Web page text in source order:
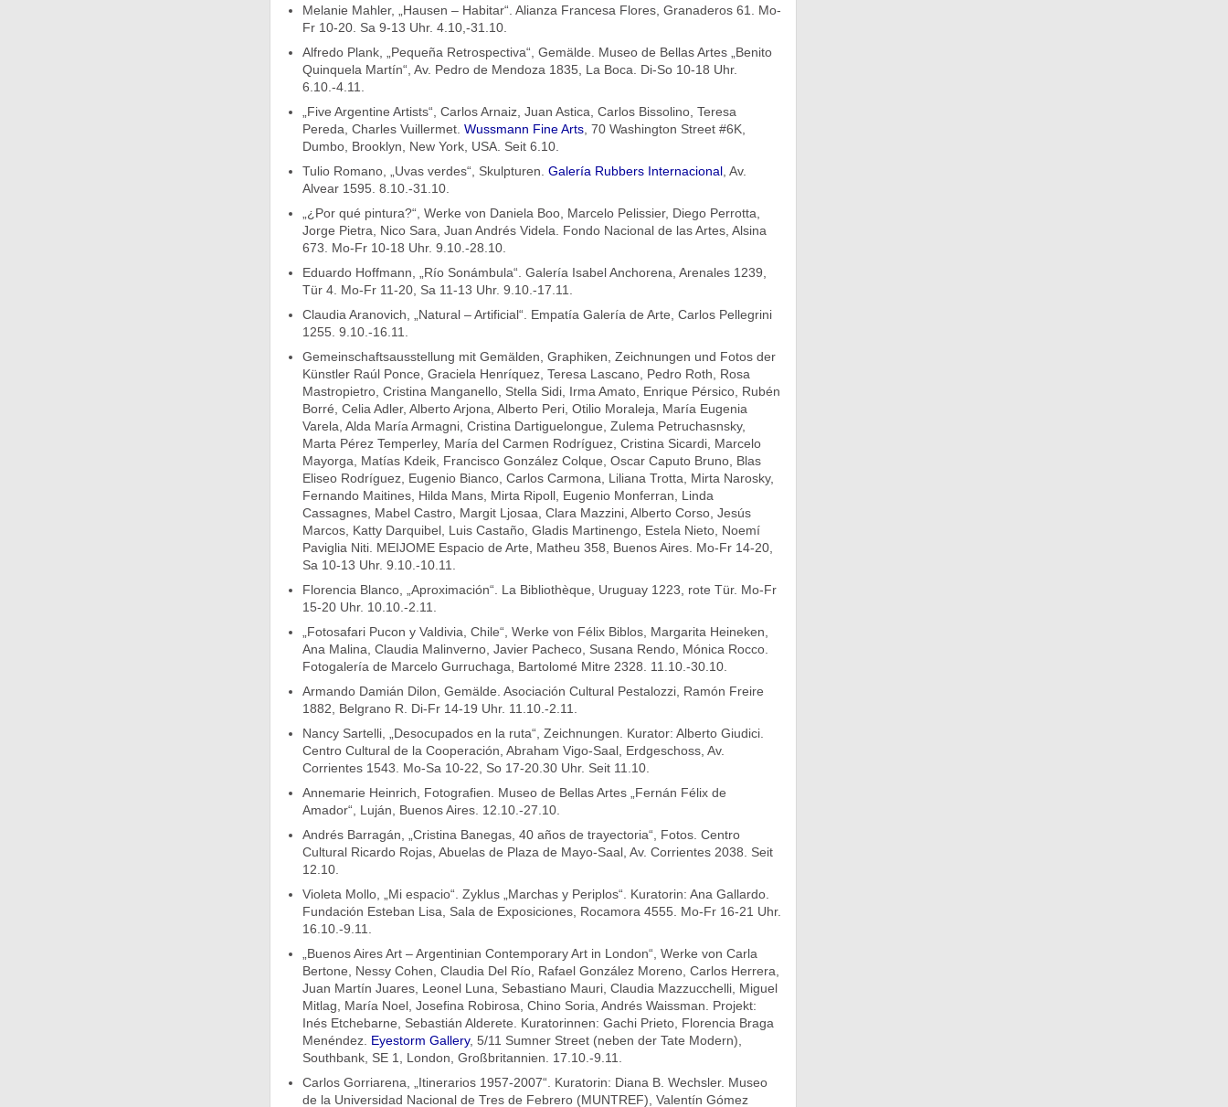
Melanie Mahler, „Hausen – Habitar“. Alianza Francesa Flores, Granaderos 61. Mo-
Fr 10-20. Sa 9-13 Uhr. 4.10,-31.10.
Alfredo Plank, „Pequeña Retrospectiva“, Gemälde. Museo de Bellas Artes „Benito
Quinquela Martín“, Av. Pedro de Mendoza 1835, La Boca. Di-So 10-18 Uhr.
6.10.-4.11.
„Five Argentine Artists“, Carlos Arnaiz, Juan Astica, Carlos Bissolino, Teresa
Pereda, Charles Vuillermet. Wussmann Fine Arts, 70 Washington Street #6K,
Dumbo, Brooklyn, New York, USA. Seit 6.10.
Tulio Romano, „Uvas verdes“, Skulpturen. Galería Rubbers Internacional, Av.
Alvear 1595. 8.10.-31.10.
„¿Por qué pintura?“, Werke von Daniela Boo, Marcelo Pelissier, Diego Perrotta,
Jorge Pietra, Nico Sara, Juan Andrés Videla. Fondo Nacional de las Artes, Alsina
673. Mo-Fr 10-18 Uhr. 9.10.-28.10.
Eduardo Hoffmann, „Río Sonámbula“. Galería Isabel Anchorena, Arenales 1239,
Tür 4. Mo-Fr 11-20, Sa 11-13 Uhr. 9.10.-17.11.
Claudia Aranovich, „Natural – Artificial“. Empatía Galería de Arte, Carlos Pellegrini
1255. 9.10.-16.11.
Gemeinschaftsausstellung mit Gemälden, Graphiken, Zeichnungen und Fotos der
Künstler Raúl Ponce, Graciela Henríquez, Teresa Lascano, Pedro Roth, Rosa
Mastropietro, Cristina Manganello, Stella Sidi, Irma Amato, Enrique Pérsico, Rubén
Borré, Celia Adler, Alberto Arjona, Alberto Peri, Otilio Moraleja, María Eugenia
Varela, Alda María Armagni, Cristina Dartiguelongue, Zulema Petruchasnsky,
Marta Pérez Temperley, María del Carmen Rodríguez, Cristina Sicardi, Marcelo
Mayorga, Matías Kdeik, Francisco González Colque, Oscar Caputo Bruno, Blas
Eliseo Rodríguez, Eugenio Bianco, Carlos Carmona, Liliana Trotta, Mirta Narosky,
Fernando Maitines, Hilda Mans, Mirta Ripoll, Eugenio Monferran, Linda
Cassagnes, Mabel Castro, Margit Ljosaa, Clara Mazzini, Alberto Corso, Jesús
Marcos, Katty Darquibel, Luis Castaño, Gladis Martinengo, Estela Nieto, Noemí
Paviglia Niti. MEIJOME Espacio de Arte, Matheu 358, Buenos Aires. Mo-Fr 14-20,
Sa 10-13 Uhr. 9.10.-10.11.
Florencia Blanco, „Aproximación“. La Bibliothèque, Uruguay 1223, rote Tür. Mo-Fr
15-20 Uhr. 10.10.-2.11.
„Fotosafari Pucon y Valdivia, Chile“, Werke von Félix Biblos, Margarita Heineken,
Ana Malina, Claudia Malinverno, Javier Pacheco, Susana Rendo, Mónica Rocco.
Fotogalería de Marcelo Gurruchaga, Bartolomé Mitre 2328. 11.10.-30.10.
Armando Damián Dilon, Gemälde. Asociación Cultural Pestalozzi, Ramón Freire
1882, Belgrano R. Di-Fr 14-19 Uhr. 11.10.-2.11.
Nancy Sartelli, „Desocupados en la ruta“, Zeichnungen. Kurator: Alberto Giudici.
Centro Cultural de la Cooperación, Abraham Vigo-Saal, Erdgeschoss, Av.
Corrientes 1543. Mo-Sa 10-22, So 17-20.30 Uhr. Seit 11.10.
Annemarie Heinrich, Fotografien. Museo de Bellas Artes „Fernán Félix de
Amador“, Luján, Buenos Aires. 12.10.-27.10.
Andrés Barragán, „Cristina Banegas, 40 años de trayectoria“, Fotos. Centro
Cultural Ricardo Rojas, Abuelas de Plaza de Mayo-Saal, Av. Corrientes 2038. Seit
12.10.
Violeta Mollo, „Mi espacio“. Zyklus „Marchas y Periplos“. Kuratorin: Ana Gallardo.
Fundación Esteban Lisa, Sala de Exposiciones, Rocamora 4555. Mo-Fr 16-21 Uhr.
16.10.-9.11.
„Buenos Aires Art – Argentinian Contemporary Art in London“, Werke von Carla
Bertone, Nessy Cohen, Claudia Del Río, Rafael González Moreno, Carlos Herrera,
Juan Martín Juares, Leonel Luna, Sebastiano Mauri, Claudia Mazzucchelli, Miguel
Mitlag, María Noel, Josefina Robirosa, Chino Soria, Andrés Waissman. Projekt:
Inés Etchebarne, Sebastián Alderete. Kuratorinnen: Gachi Prieto, Florencia Braga
Menéndez. Eyestorm Gallery, 5/11 Sumner Street (neben der Tate Modern),
Southbank, SE 1, London, Großbritannien. 17.10.-9.11.
Carlos Gorriarena, „Itinerarios 1957-2007“. Kuratorin: Diana B. Wechsler. Museo
de la Universidad Nacional de Tres de Febrero (MUNTREF), Valentín Gómez